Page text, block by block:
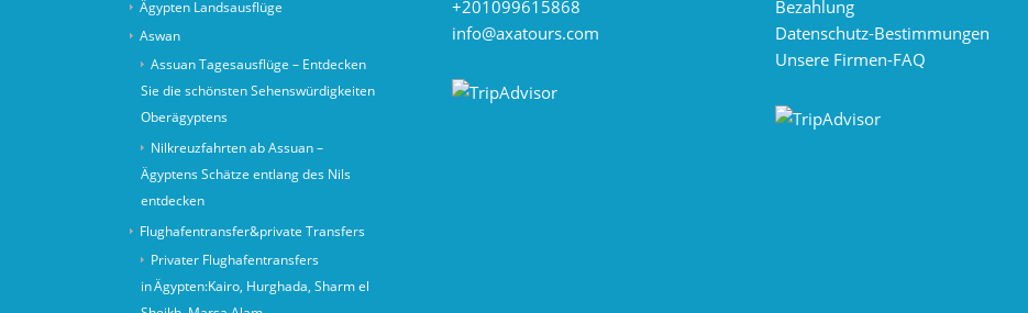
Ägypten Landsausflüge
Aswan
Assuan Tagesausflüge – Entdecken
Sie die schönsten Sehenswürdigkeiten
Oberägyptens
Nilkreuzfahrten ab Assuan –
Ägyptens Schätze entlang des Nils
entdecken
Flughafentransfer&private Transfers
Privater Flughafentransfers
in Ägypten:Kairo, Hurghada, Sharm el
+201099615868
info@axatours.com
Bezahlung
Datenschutz-Bestimmungen
Unsere Firmen-FAQ